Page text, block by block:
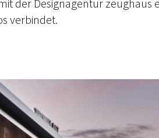
der Designagentur zeughaus
verbindet.